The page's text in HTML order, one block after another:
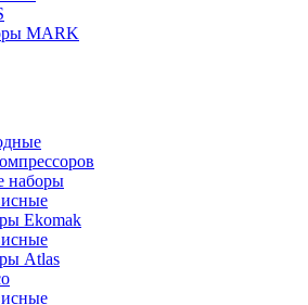
MARK
наборы
Ekomak
Atlas